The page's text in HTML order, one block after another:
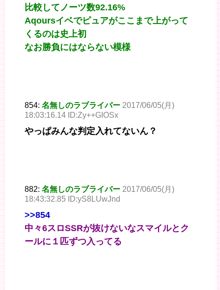
比較してノーツ数92.16%
Aqoursイベでピュアがここまで上がって
くるのは史上初
なお勝負にはならない模様
854: 名無しのラブライバー 2017/06/05(月)
18:03:16.14 ID:Zy++GIOSx
やっぱみんな判定入れてないん？
882: 名無しのラブライバー 2017/06/05(月)
18:43:32.85 ID:yS8LUwJnd
>>854
中々6スロSSRが抜けないなスマイルとク
ールに１匹ずつ入ってる